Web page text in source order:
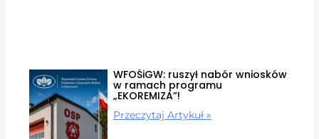
WFOŚiGW: ruszył nabór wniosków
w ramach programu
„EKOREMIZA”!
Przeczytaj Artykuł »